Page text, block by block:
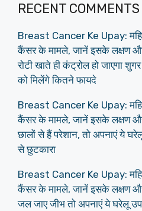
RECENT COMMENTS
Breast Cancer Ke Upay:
कैंसर के मामले, जानें इसके लक्षण
रोटी खाते ही कंट्रोल हो जाएगा
को मिलेंगे कितने फायदे
Breast Cancer Ke Upay:
कैंसर के मामले, जानें इसके लक्षण
छालों से हैं परेशान, तो अपनाएं ये
से छुटकारा
Breast Cancer Ke Upay:
कैंसर के मामले, जानें इसके लक्षण
जल जाए जीभ तो अपनाएं ये घरेलू